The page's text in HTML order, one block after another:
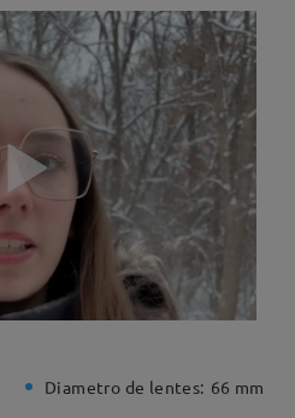
Diametro de lentes: 66 mm